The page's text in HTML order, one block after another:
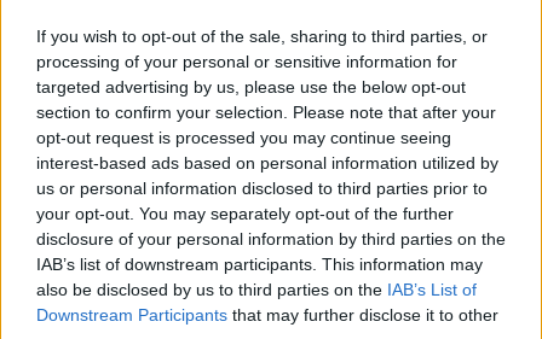
If you wish to opt-out of the sale, sharing to third parties, or
processing of your personal or sensitive information for
targeted advertising by us, please use the below opt-out
section to confirm your selection. Please note that after your
opt-out request is processed you may continue seeing
interest-based ads based on personal information utilized by
us or personal information disclosed to third parties prior to
your opt-out. You may separately opt-out of the further
disclosure of your personal information by third parties on the
IAB’s list of downstream participants. This information may
also be disclosed by us to third parties on the IAB’s List of
Downstream Participants that may further disclose it to other